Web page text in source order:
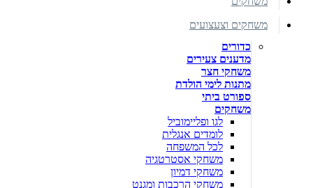
משחקים וצעצועים
כדורים
מדענים צעירים
משחקי חצר
מתנות לימי הולדת
ספורט ביתי
משחקים
לגו ופליימוביל
לומדים אנגלית
לכל המשפחה
משחקי אסטרטגיה
משחקי דמיון
משחקי הרכבות ומגנט